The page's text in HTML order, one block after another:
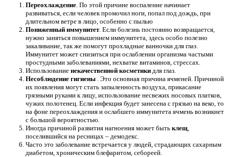
Переохлаждение . По этой причине воспаление начинает
развиваться, если человек промочил ноги, попал под дождь, при
длительном ветре в лицо, особенно с пылью
Пониженный иммунитет. Если болезнь постоянно возвращается,
нужно заняться повышением иммунитета, здесь особо полезно
закаливание, так же помогут прохладные ванночки для глаз.
Иммунитет может снизиться при ослаблении организма частыми
простудными заболеваниями, нехватке витаминов, стрессах.
Использование некачественной косметики для глаз.
Несоблюдение гигиены . Это основная причина ячменей. Причиной
их появления могут стать запыленность воздуха, прикасание
грязными руками к лицу, использование несвежих носовых платков,
чужих полотенец. Если инфекция будет занесена с грязью на веко, то
на фоне переохлаждения и ослабшего иммунитета ячмень возникнет
с большой вероятностью.
Иногда причиной развития нагноения может быть клещ
поселившийся на ресницах – демодекс.
Часто это заболевание встречается у людей, страдающих сахарным
диабетом, хроническим блефаритом, себореей.